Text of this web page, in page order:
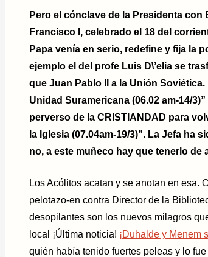
Pero el cónclave de la Presidenta
Francisco I, celebrado el 18 del
Papa venía en serio, redefine y fija la
ejemplo el del profe Luis D\’elia se
que Juan Pablo II a la Unión
Unidad Suramericana (06.02 am-14/
perverso de la CRISTIANDAD para
la Iglesia (07.04am-19/3)”. La Jefa ha
no, a este muñeco hay que tenerlo de
Los Acólitos acatan y se anotan en esa.
pelotazo-en contra Director de la
desopilantes son los nuevos milagros
local ¡Última noticia! ¡Duhalde y Menem
quién había tenido fuertes peleas y lo